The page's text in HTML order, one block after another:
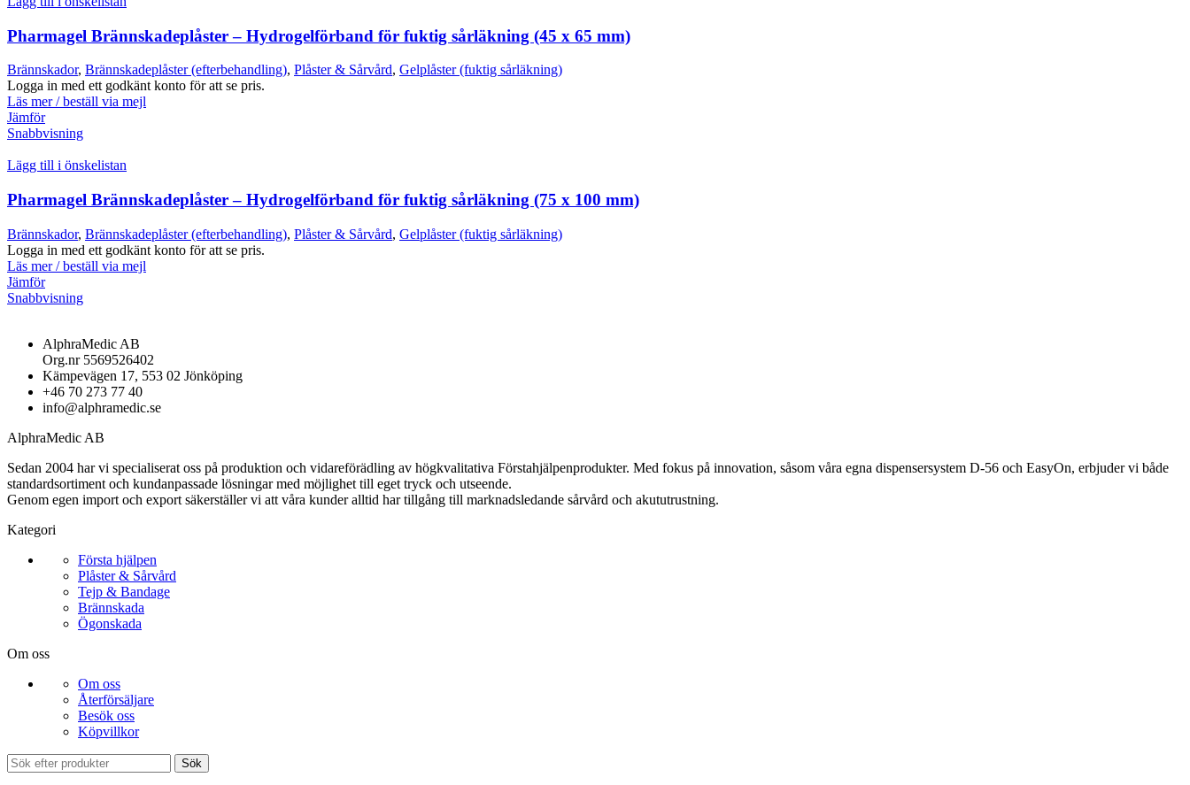
Pharmagel Brännskadeplåster – Hydrogelförband för fuktig sårläkning (45 x 65 mm)
Brännskador, Brännskadeplåster (efterbehandling), Plåster & Sårvård, Gelplåster (fuktig sårläkning)
Logga in med ett godkänt konto för att se pris.
Läs mer / beställ via mejl
Jämför
Snabbvisning
Lägg till i önskelistan
Pharmagel Brännskadeplåster – Hydrogelförband för fuktig sårläkning (75 x 100 mm)
Brännskador, Brännskadeplåster (efterbehandling), Plåster & Sårvård, Gelplåster (fuktig sårläkning)
Logga in med ett godkänt konto för att se pris.
Läs mer / beställ via mejl
Jämför
Snabbvisning
AlphraMedic AB
Org.nr 5569526402
Kämpevägen 17, 553 02 Jönköping
+46 70 273 77 40
info@alphramedic.se
AlphraMedic AB
Sedan 2004 har vi specialiserat oss på produktion och vidareförädling av högkvalitativa Förstahjälpenprodukter. Med fokus på innovation, såsom våra egna dispensersystem D-56 och EasyOn, erbjuder vi både
standardsortiment och kundanpassade lösningar med möjlighet till eget tryck och utseende.
Genom egen import och export säkerställer vi att våra kunder alltid har tillgång till marknadsledande sårvård och akututrustning.
Kategori
Första hjälpen
Plåster & Sårvård
Tejp & Bandage
Brännskada
Ögonskada
Om oss
Om oss
Återförsäljare
Besök oss
Köpvillkor
Sök